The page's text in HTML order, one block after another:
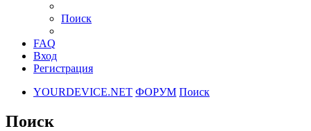
Поиск
FAQ
Вход
Регистрация
YOURDEVICE.NET ФОРУМ Поиск
Поиск